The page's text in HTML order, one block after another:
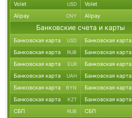
Volet USD Volet
Alipay CNY Alipay
Банковские счета и карты
Банковская карта USD Банковская карта
Банковская карта RUB Банковская карта
Банковская карта EUR Банковская карта
Банковская карта UAH Банковская карта
Банковская карта BYN Банковская карта
Банковская карта KZT Банковская карта
СБП RUB СБП